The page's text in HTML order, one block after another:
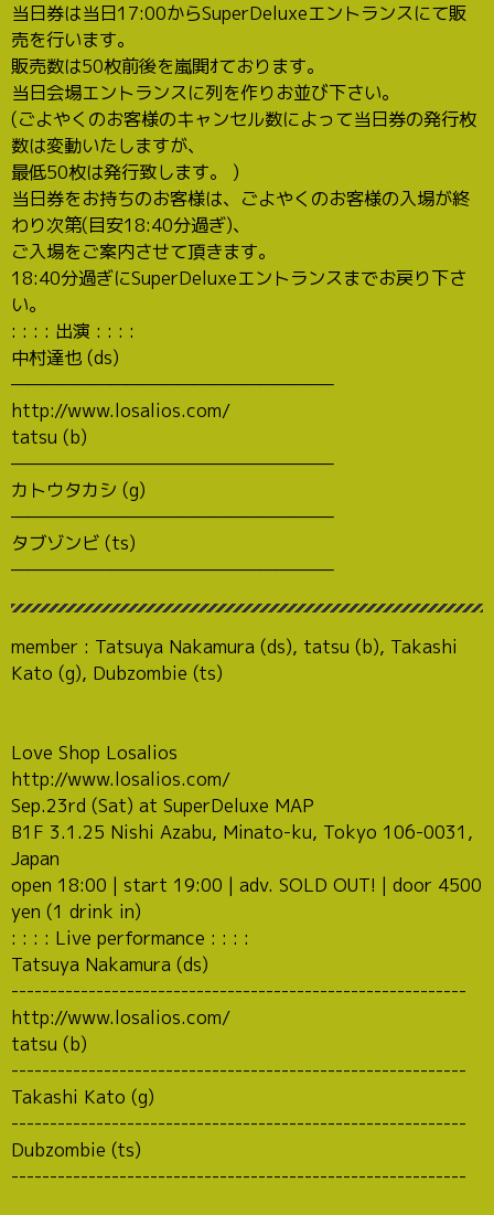
当日券は当日17:00からSuperDeluxeエントランスにて販
売を行います。
販売数は50枚前後を嵐閧ｵております。
当日会場エントランスに列を作りお並び下さい。
(ごよやくのお客様のキャンセル数によって当日券の発行枚
数は変動いたしますが、
最低50枚は発行致します。 )
当日券をお持ちのお客様は、ごよやくのお客様の入場が終
わり次第(目安18:40分過ぎ)、
ご入場をご案内させて頂きます。
18:40分過ぎにSuperDeluxeエントランスまでお戻り下さ
い。
: : : : 出演 : : : :
中村達也 (ds)
———————————————————–
http://www.losalios.com/
tatsu (b)
———————————————————–
カトウタカシ (g)
———————————————————–
タブゾンビ (ts)
———————————————————–
member : Tatsuya Nakamura (ds), tatsu (b), Takashi
Kato (g), Dubzombie (ts)
Love Shop Losalios
http://www.losalios.com/
Sep.23rd (Sat) at SuperDeluxe MAP
B1F 3.1.25 Nishi Azabu, Minato-ku, Tokyo 106-0031,
Japan
open 18:00 | start 19:00 | adv. SOLD OUT! | door 4500
yen (1 drink in)
: : : : Live performance : : : :
Tatsuya Nakamura (ds)
-----------------------------------------------------------
http://www.losalios.com/
tatsu (b)
-----------------------------------------------------------
Takashi Kato (g)
-----------------------------------------------------------
Dubzombie (ts)
-----------------------------------------------------------